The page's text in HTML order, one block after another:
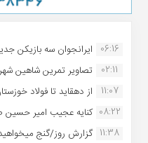
06:16 ایرانجوان سه بازیکن
02:11
تصاویر تمرین شاهین
11:07
از دهقاید تا فولاد
08:22 کنایه عجیب امیر حسین
11:38 گزارش روز/گنج